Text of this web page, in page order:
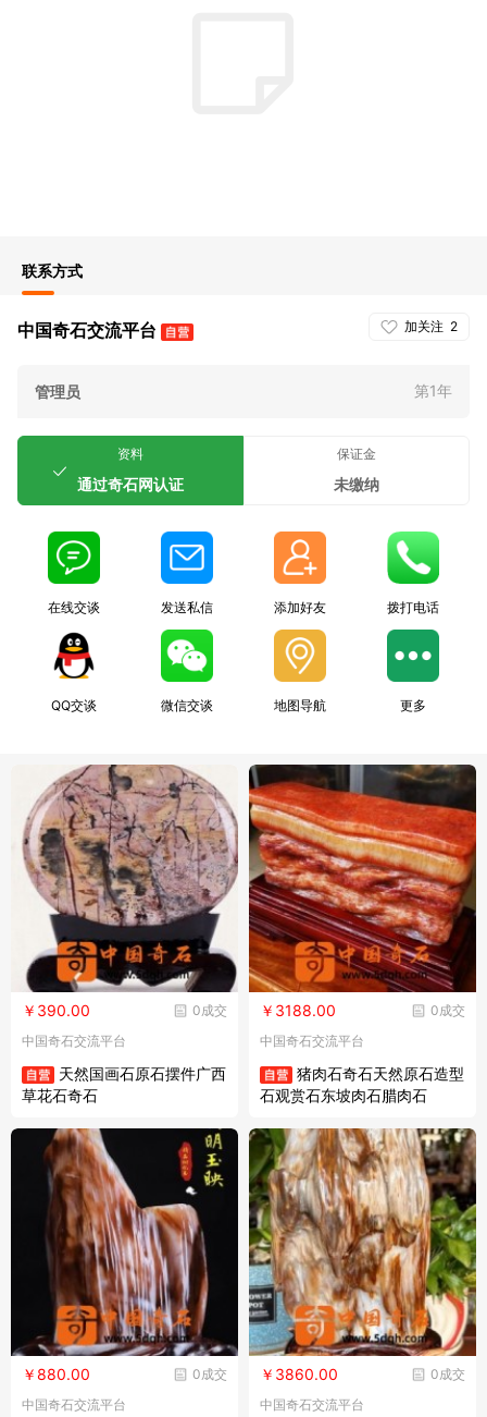
联系方式
加关注 2
中国奇石交流平台
管理员 第1年
资料
通过奇石网认证
保证金
未缴纳
在线交谈 发送私信 添加好友 拨打电话
QQ交谈 微信交谈 地图导航 更多
0成交
￥390.00
中国奇石交流平台
天然国画石原石摆件广西
草花石奇石
0成交
￥3188.00
中国奇石交流平台
猪肉石奇石天然原石造型
石观赏石东坡肉石腊肉石
0成交
￥880.00
中国奇石交流平台
0成交
￥3860.00
中国奇石交流平台